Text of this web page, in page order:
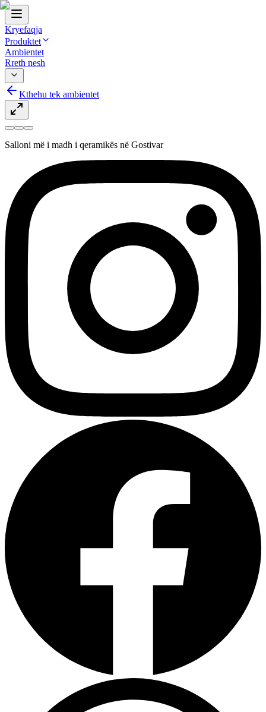
Kryefaqja
Produktet
Ambientet
Rreth nesh
Kthehu tek ambientet
Salloni më i madh i qeramikës në Gostivar